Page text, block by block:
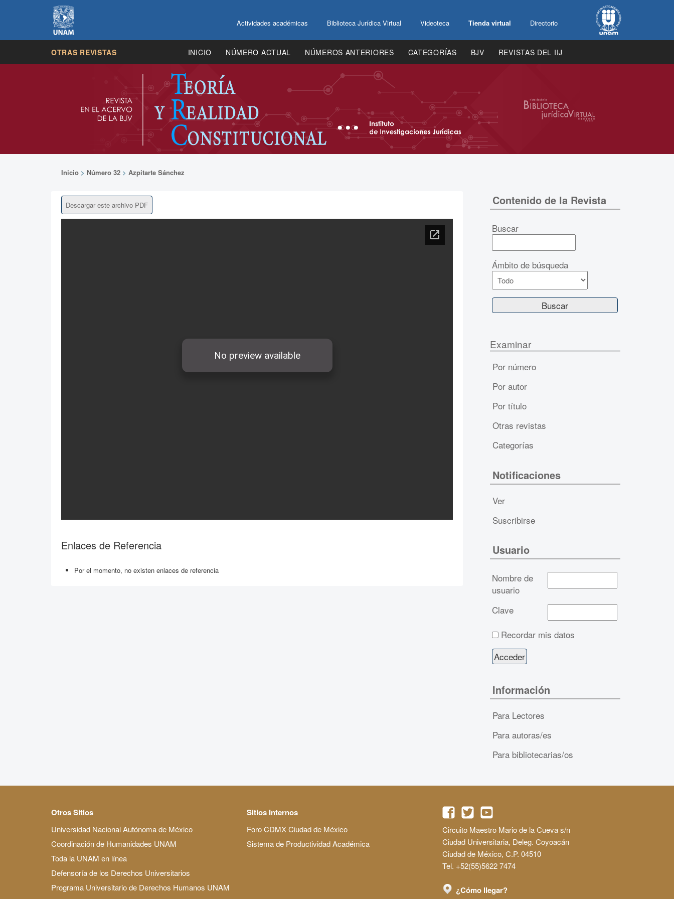
Actividades académicas Biblioteca Jurídica Virtual Videoteca Tienda virtual Directorio
OTRAS REVISTAS INICIO NÚMERO ACTUAL NÚMEROS ANTERIORES CATEGORÍAS BJV REVISTAS DEL IIJ
Inicio > Número 32 > Azpitarte Sánchez
Descargar este archivo PDF
Enlaces de Referencia
Por el momento, no existen enlaces de referencia
Contenido de la Revista
Buscar
Ámbito de búsqueda
Examinar
Por número
Por autor
Por título
Otras revistas
Categorías
Notificaciones
Ver
Suscribirse
Usuario
Nombre de
usuario
Clave
Recordar mis datos
Información
Para Lectores
Para autoras/es
Para bibliotecarias/os
Otros Sitios
Universidad Nacional Autónoma de México
Coordinación de Humanidades UNAM
Toda la UNAM en línea
Defensoría de los Derechos Universitarios
Programa Universitario de Derechos Humanos UNAM
Sitios Internos
Foro CDMX Ciudad de México
Sistema de Productividad Académica
Circuito Maestro Mario de la Cueva s/n
Ciudad Universitaria, Deleg. Coyoacán
Ciudad de México, C.P. 04510
Tel. +52(55)5622 7474
¿Cómo llegar?